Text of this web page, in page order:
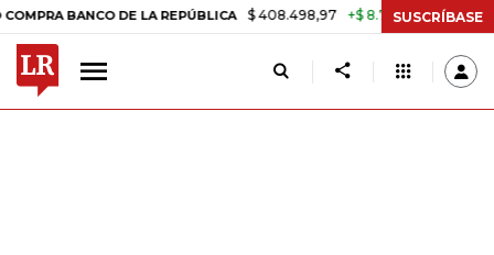
DE LA REPÚBLICA $ 408.498,97 +$ 8.753,81 +2,19% TASA
SUSCRÍBASE